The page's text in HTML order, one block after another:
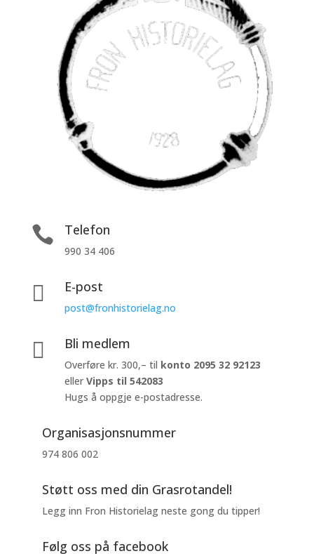
 Telefon
990 34 406
 E-post
post@fronhistorielag.no
 Bli medlem
Overføre kr. 300,– til konto 2095 32 92123
eller Vipps til 542083
Hugs å oppgje e-postadresse.
Organisasjonsnummer
974 806 002
Støtt oss med din Grasrotandel!
Legg inn Fron Historielag neste gong du tipper!
Følg oss på facebook